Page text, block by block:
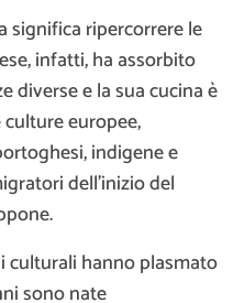
significa ripercorrere le
infatti, ha assorbito
diverse e la sua cucina è
europee,
indigene e
dell’inizio del
culturali hanno plasmato
sono nate